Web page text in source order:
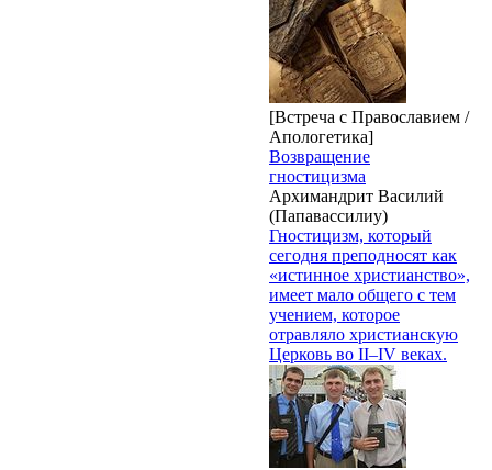
[Встреча с Православием /
Апологетика]
Возвращение
гностицизма
Архимандрит Василий
(Папавассилиу)
Гностицизм, который
сегодня преподносят как
«истинное христианство»,
имеет мало общего с тем
учением, которое
отравляло христианскую
Церковь во II–IV веках.